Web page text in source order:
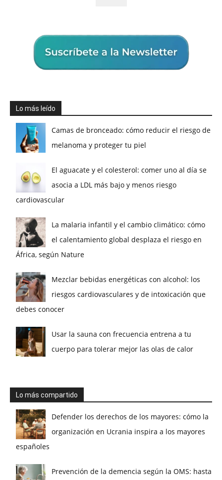
Lo más leído
Camas de bronceado: cómo reducir el riesgo de
melanoma y proteger tu piel
El aguacate y el colesterol: comer uno al día se
asocia a LDL más bajo y menos riesgo
cardiovascular
La malaria infantil y el cambio climático: cómo
el calentamiento global desplaza el riesgo en
África, según Nature
Mezclar bebidas energéticas con alcohol: los
riesgos cardiovasculares y de intoxicación que
debes conocer
Usar la sauna con frecuencia entrena a tu
cuerpo para tolerar mejor las olas de calor
Lo más compartido
Defender los derechos de los mayores: cómo la
organización en Ucrania inspira a los mayores
españoles
Prevención de la demencia según la OMS: hasta